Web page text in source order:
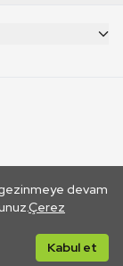
devam
Çerez
Kabul et
gidilen dış